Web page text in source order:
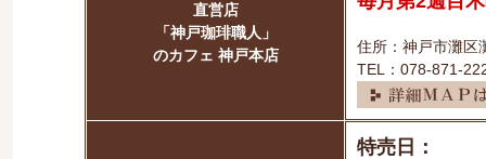
直営店
「神戸珈琲職人」
のカフェ 神戸本店
住所：神戸市灘区
TEL：078-871-
特売日：